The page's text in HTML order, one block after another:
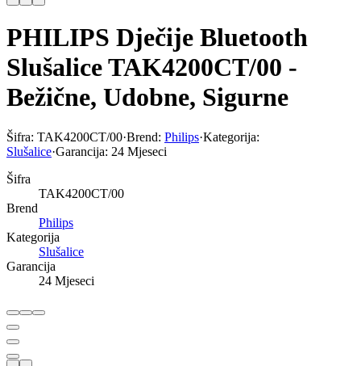
PHILIPS Dječije Bluetooth
Slušalice TAK4200CT/00 -
Bežične, Udobne, Sigurne
Šifra: TAK4200CT/00·Brend: Philips·Kategorija:
Slušalice·Garancija: 24 Mjeseci
Šifra
TAK4200CT/00
Brend
Philips
Kategorija
Slušalice
Garancija
24 Mjeseci